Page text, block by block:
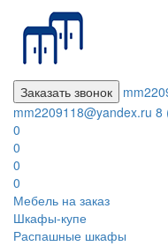
Заказать звонок
mm2209118@yandex.ru 8
0
0
0
0
Мебель на заказ
Шкафы-купе
Распашные шкафы